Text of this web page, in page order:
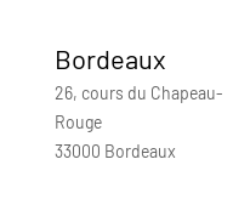
Bordeaux
26, cours du Chapeau-
Rouge
33000 Bordeaux